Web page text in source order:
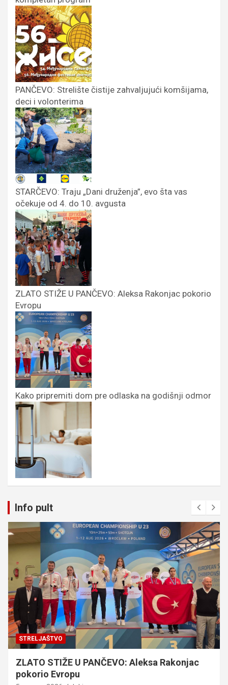
PANČEVO: Strelište čistije zahvaljujući komšijama,
deci i volonterima
STARČEVO: Traju „Dani druženja”, evo šta vas
očekuje od 4. do 10. avgusta
ZLATO STIŽE U PANČEVO: Aleksa Rakonjac pokorio
Evropu
Kako pripremiti dom pre odlaska na godišnji odmor
Info pult
STRELJAŠTVO
ZLATO STIŽE U PANČEVO: Aleksa Rakonjac
pokorio Evropu